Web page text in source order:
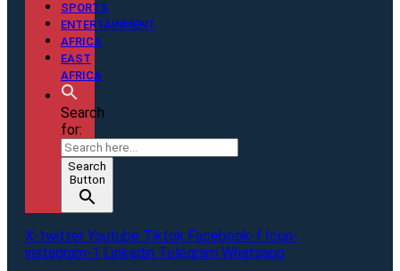
SPORTS
ENTERTAINMENT
AFRICA
EAST
AFRICA
Search
for:
Search
Button
X-twitter Youtube Tiktok Facebook-f Icon-
instagram-1 Linkedin Telegram Whatsapp